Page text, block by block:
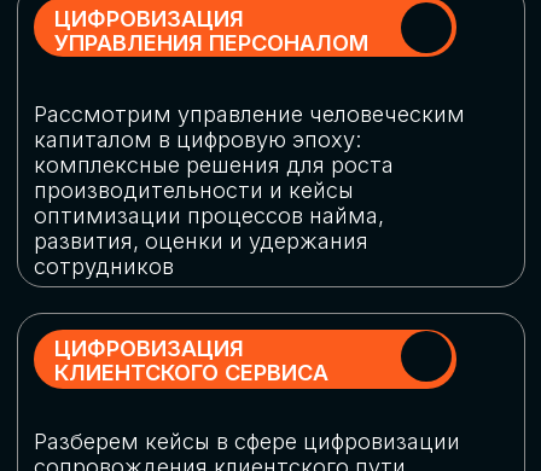
СКАЧАТЬ
ПРОГРАММУ
КОНФЕРЕНЦИИ
Оставьте заявку, мы направим вам
программу конференции
СКАЧАТЬ ПРОГРАММУ